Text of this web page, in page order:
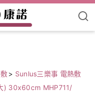
> Sunlus三樂事 電熱敷
) 30x60cm MHP711/